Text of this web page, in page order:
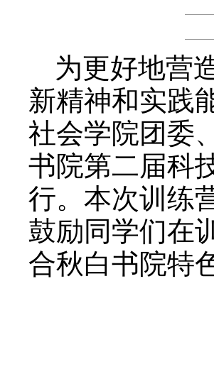
为更好地营
新精神和实践
社会学院团委
书院第二届科
行。本次训练
鼓励同学们在
合秋白书院特